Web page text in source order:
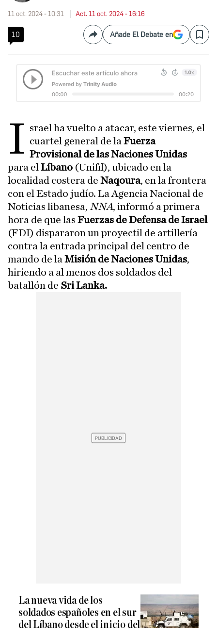
11 oct. 2024 - 10:31 Act. 11 oct. 2024 - 16:16
10 CompartirAñade El Debate en Save
I srael ha vuelto a atacar, este viernes, el
cuartel general de la Fuerza
Provisional de las Naciones Unidas
para el Líbano (Unifil), ubicado en la
localidad costera de Naqoura, en la frontera
con el Estado judío. La Agencia Nacional de
Noticias libanesa, NNA, informó a primera
hora de que las Fuerzas de Defensa de Israel
(FDI) dispararon un proyectil de artillería
contra la entrada principal del centro de
mando de la Misión de Naciones Unidas,
hiriendo a al menos dos soldados del
batallón de Sri Lanka.
La nueva vida de los
soldados españoles en el sur
del Líbano desde el inicio del